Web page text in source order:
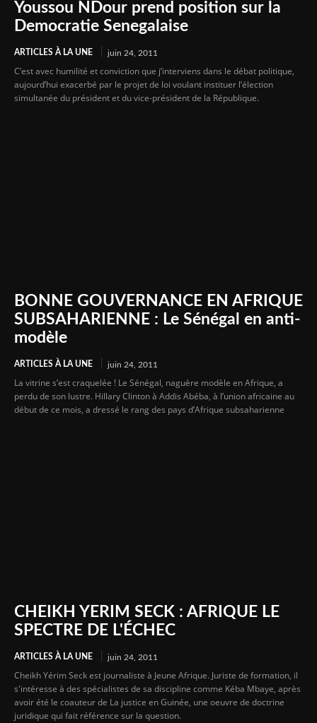
Youssou NDour prend position sur la
Democratie Senegalaise
ARTICLES À LA UNE juin 24, 2011
C’est avec humilité et conviction que j’interviens dans le débat politique,
aujourd’hui exacerbé par le projet de loi voulant instituer l’élection
simultanée du président et du vice-président de la République.
BONNE GOUVERNANCE EN AFRIQUE
SUBSAHARIENNE : Le Sénégal en anti-
modèle
ARTICLES À LA UNE juin 24, 2011
La vitrine s’est craquelée ! Le Sénégal, naguère modèle en Afrique, a
perdu de son lustre. Hillary Clinton à Addis Abéba, à l’union africaine au
début de ce mois, a dressé le rang des pays d’Afrique subsaharienne
CHEIKH YERIM SECK : AFRIQUE LE
SPECTRE DE L'ÉCHEC
ARTICLES À LA UNE juin 24, 2011
Cheikh Yérim Seck est journaliste à Jeune Afrique. Juriste de formation, il
s'intéresse à des spécialistes de sa discipline comme Kéba Mbaye, après
avoir été le coauteur de La justice en Guinée, une oeuvre de doctrine
juridique qui fait référence sur la question.